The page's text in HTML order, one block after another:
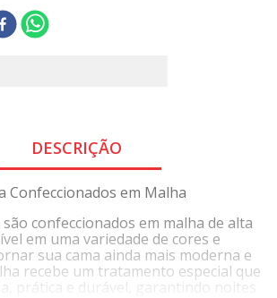
DESCRIÇÃO
Confeccionados em Malha
confeccionados em malha de alta
em uma variedade de cores e
sua cama ainda mais moderna e
recebe um tratamento especial que
prática e durável, garantindo noites